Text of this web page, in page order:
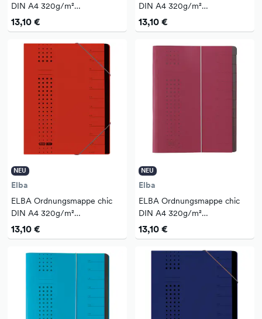
DIN A4 320g/m²
Intensivkarton, recycelt Farbe:
anthrazit 12 Fächer
13,10 €
DIN A4 320g/m²
Intensivkarton, recycelt Farbe:
anthrazit 7 Fächer
13,10 €
NEU
Elba
ELBA Ordnungsmappe chic
DIN A4 320g/m²
Intensivkarton, recycelt Farbe:
rot 12 Fächer
13,10 €
NEU
Elba
ELBA Ordnungsmappe chic
DIN A4 320g/m²
Intensivkarton, recycelt Farbe:
bordeaux 12 Fächer
13,10 €